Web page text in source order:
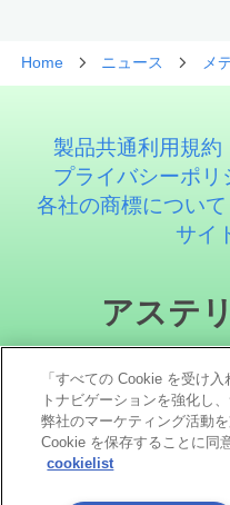
Home ニュース メ
製品共通利用規約
プライバシーポリ
各社の商標について
サイ
アステ
「すべての Cookie を受け
トナビゲーションを強化し
弊社のマーケティング活動
Cookie を保存することに同
cookielist